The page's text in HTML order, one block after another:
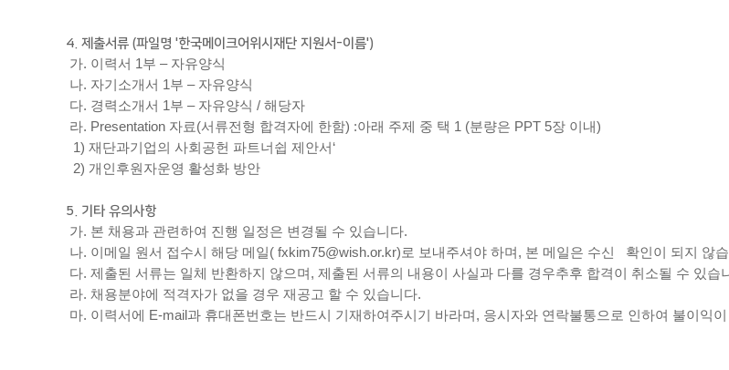
4. 제출서류 (파일명 '한국메이크어위시재단 지원서-이름')
가. 이력서 1부 – 자유양식
나. 자기소개서 1부 – 자유양식
다. 경력소개서 1부 – 자유양식 / 해당자
라. Presentation 자료(서류전형 합격자에 한함) :아래 주제 중 택 1 (분량은 PPT 5장 이내)
1) 재단과기업의 사회공헌 파트너쉽 제안서‘
2) 개인후원자운영 활성화 방안
5. 기타 유의사항
가. 본 채용과 관련하여 진행 일정은 변경될 수 있습니다.
나. 이메일 원서 접수시 해당 메일( fxkim75@wish.or.kr)로 보내주셔야 하며, 본 메일은 수신 확인이 되지 않
다. 제출된 서류는 일체 반환하지 않으며, 제출된 서류의 내용이 사실과 다를 경우추후 합격이 취소될 수 있습
라. 채용분야에 적격자가 없을 경우 재공고 할 수 있습니다.
마. 이력서에 E-mail과 휴대폰번호는 반드시 기재하여주시기 바라며, 응시자와 연락불통으로 인하여 불이익